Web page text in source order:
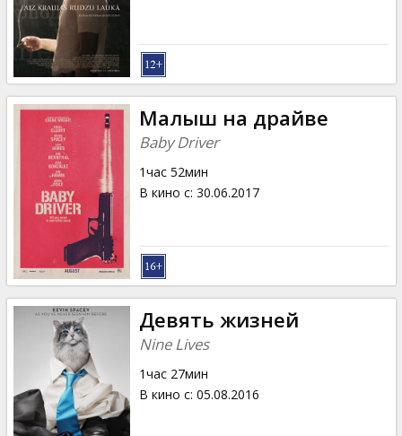
Малыш на драйве
Baby Driver
1час 52мин
В кино с: 30.06.2017
Девять жизней
Nine Lives
1час 27мин
В кино с: 05.08.2016